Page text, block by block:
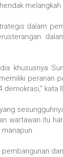
melangkah
dalam
khususnya
peranan
kata
wartawan itu